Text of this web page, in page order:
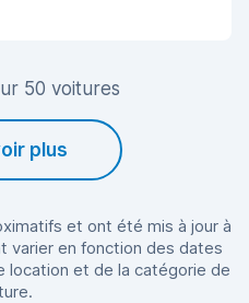
50 voitures
plus
et ont été mis à jour à
varier en fonction des dates
location et de la catégorie de